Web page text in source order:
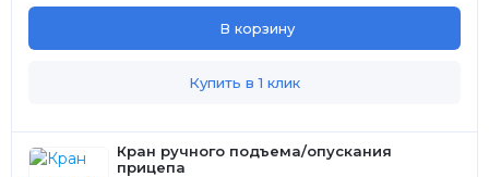
В корзину
Купить в 1 клик
Кран ручного подъема/опускания
прицепа